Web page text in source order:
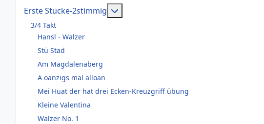
Erste Stücke-2stimmig
3/4 Takt
Hansl - Walzer
Stü Stad
Am Magdalenaberg
A oanzigs mal alloan
Mei Huat der hat drei Ecken-Kreuzgriff übung
Kleine Valentina
Walzer No. 1